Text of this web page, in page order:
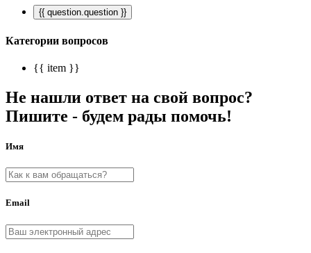
{{ question.question }}
Категории вопросов
{{ item }}
Не нашли ответ на свой вопрос?
Пишите - будем рады помочь!
Имя
Email